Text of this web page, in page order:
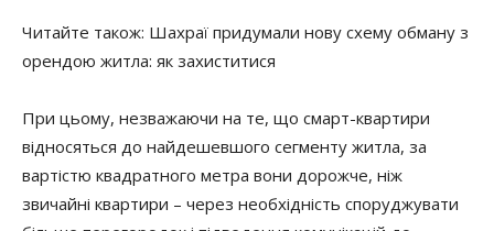
Читайте також: Шахраї придумали нову схему обману з
орендою житла: як захиститися
При цьому, незважаючи на те, що смарт-квартири
відносяться до найдешевшого сегменту житла, за
вартістю квадратного метра вони дорожче, ніж
звичайні квартири – через необхідність споруджувати